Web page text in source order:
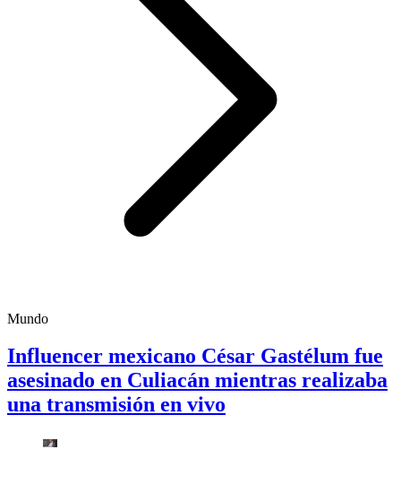
Mundo
Influencer mexicano César Gastélum fue
asesinado en Culiacán mientras realizaba
una transmisión en vivo